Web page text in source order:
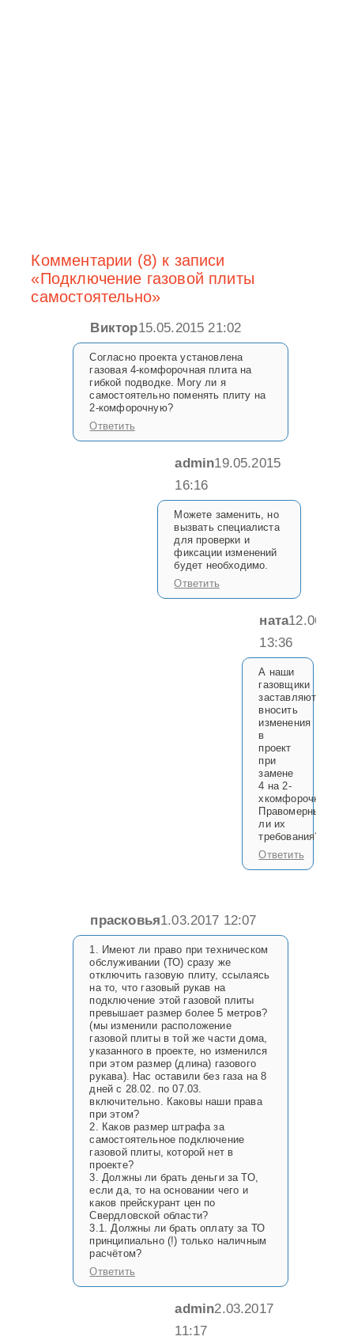
Комментарии (8) к записи
«Подключение газовой плиты
самостоятельно»
Виктор15.05.2015 21:02
Согласно проекта установлена
газовая 4-комфорочная плита на
гибкой подводке. Могу ли я
самостоятельно поменять плиту на
2-комфорочную?
Ответить
admin19.05.2015
16:16
Можете заменить, но
вызвать специалиста
для проверки и
фиксации изменений
будет необходимо.
Ответить
ната12.06.2015
13:36
А наши
газовщики
заставляют
вносить
изменения
в
проект
при
замене
4 на 2-
хкомфорочную.
Правомерны
ли их
требования???
Ответить
прасковья1.03.2017 12:07
1. Имеют ли право при техническом
обслуживании (ТО) сразу же
отключить газовую плиту, ссылаясь
на то, что газовый рукав на
подключение этой газовой плиты
превышает размер более 5 метров?
(мы изменили расположение
газовой плиты в той же части дома,
указанного в проекте, но изменился
при этом размер (длина) газового
рукава). Нас оставили без газа на 8
дней с 28.02. по 07.03.
включительно. Каковы наши права
при этом?
2. Каков размер штрафа за
самостоятельное подключение
газовой плиты, которой нет в
проекте?
3. Должны ли брать деньги за ТО,
если да, то на основании чего и
каков прейскурант цен по
Свердловской области?
3.1. Должны ли брать оплату за ТО
принципиально (!) только наличным
расчётом?
Ответить
admin2.03.2017
11:17